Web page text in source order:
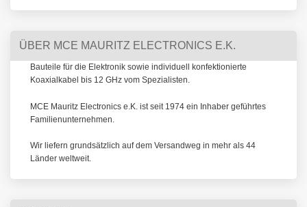
ÜBER MCE MAURITZ ELECTRONICS E.K.
Bauteile für die Elektronik sowie individuell konfektionierte
Koaxialkabel bis 12 GHz vom Spezialisten.
MCE Mauritz Electronics e.K. ist seit 1974 ein Inhaber geführtes
Familienunternehmen.
Wir liefern grundsätzlich auf dem Versandweg in mehr als 44
Länder weltweit.